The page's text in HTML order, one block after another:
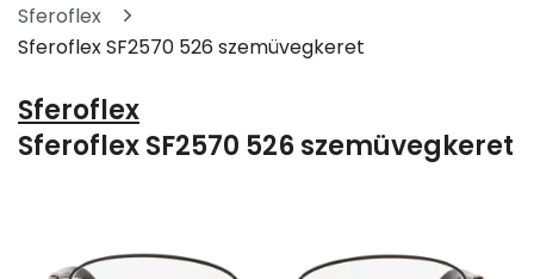
Sferoflex
Sferoflex SF2570 526 szemüvegkeret
Sferoflex
Sferoflex SF2570 526 szemüvegkeret